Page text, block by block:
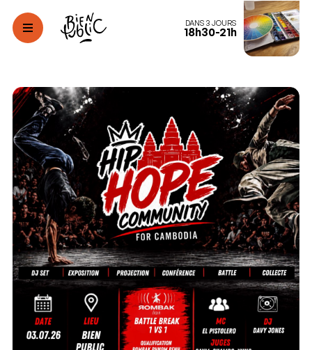
DANS 3 JOURS
18h30-21h